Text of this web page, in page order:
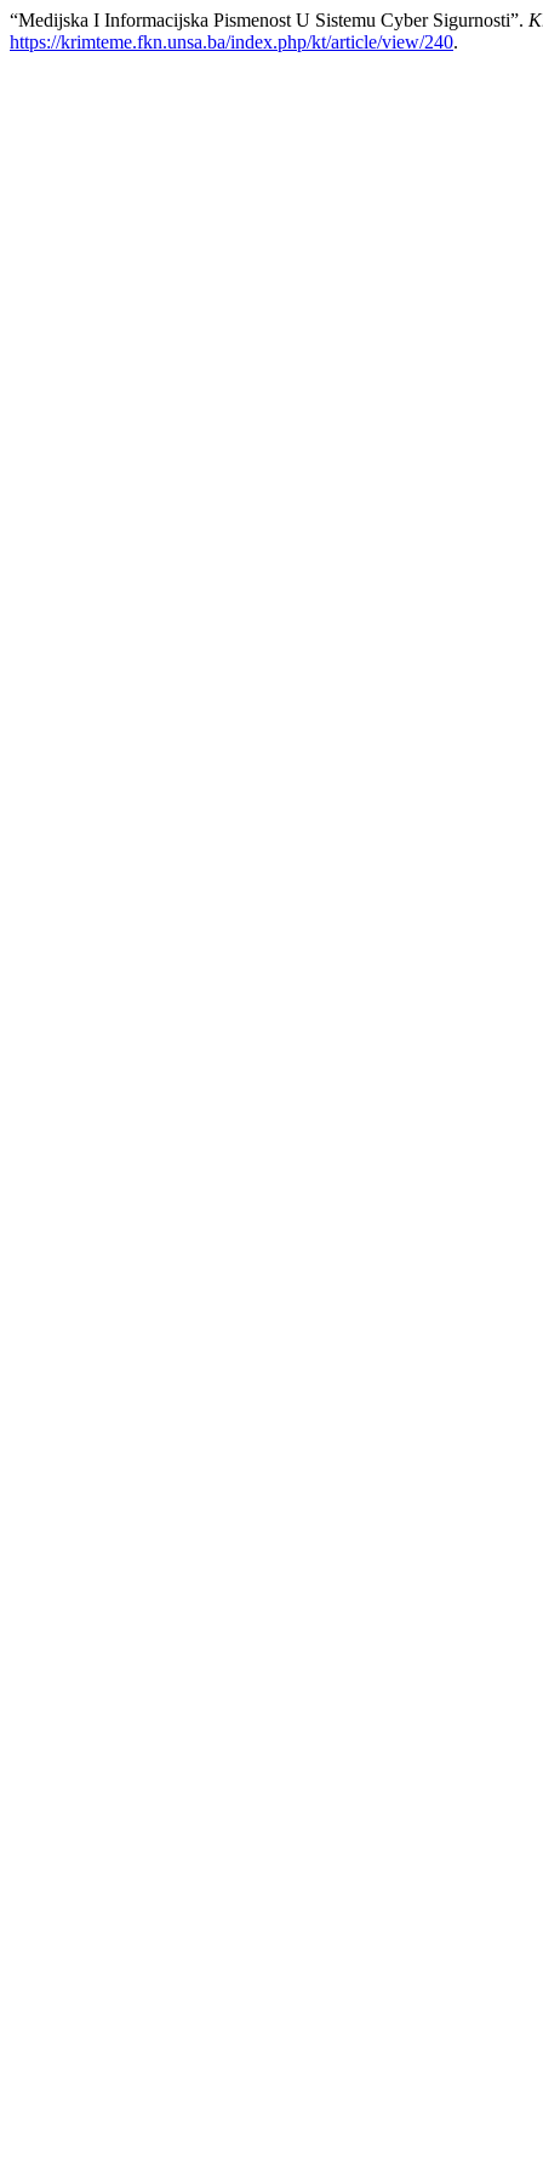
“Medijska I Informacijska Pismenost U Sistemu Cyber Sigurnosti”.
https://krimteme.fkn.unsa.ba/index.php/kt/article/view/240.